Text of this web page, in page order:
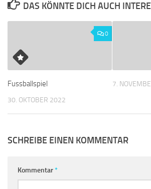
DAS KÖNNTE DICH AUCH
0
Fussballspiel
30. OKTOBER 2022
7.
SCHREIBE EINEN KOMMENTAR
Kommentar*